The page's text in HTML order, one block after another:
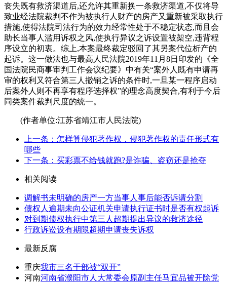
丧失既有救济渠道后,还允许其重新换一条救济渠道,不仅将导
致业经法院裁判不作为被执行人财产的房产又重新被采取执行
措施,使得法院司法行为的效力经常性处于不稳定状态,而且会
助长当事人滥用诉权之风,使执行异议之诉设置被架空,违背程
序设立的初衷。综上,本案最终裁定驳回了其另案代位析产的
起诉。这一做法也与最高人民法院2019年11月8日印发的《全
国法院民商事审判工作会议纪要》中有关“案外人既有申请再
审的权利又符合第三人撤销之诉的条件时,一旦某一程序启动
后案外人则不再享有程序选择权”的理念高度契合,有利于今后
同类案件裁判尺度的统一。
(作者单位:江苏省靖江市人民法院)
上一条：怎样算侵犯著作权，侵犯著作权的责任形式有
哪些
下一条：买彩票不给钱就跑?是诈骗、盗窃还是抢夺
相关阅读
调解书未明确的房产一方当事人事后能否诉请分割
债权人逾期未向公证机关申请执行证书时是否有权起诉
对到期债权执行中第三人超期提出异议的救济途径
行政诉讼设有期限超期申请丧失诉权
最新反腐
重庆我市三名干部被“双开”
河南河南省濮阳市人大常委会原副主任马宜品被开除党